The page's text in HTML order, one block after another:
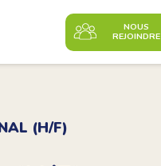
NOUS
REJOINDRE
(H/F)